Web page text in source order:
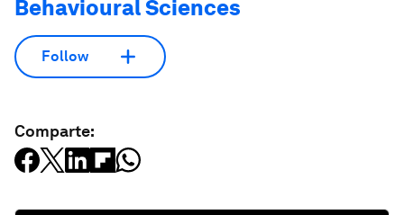
Behavioural Sciences
Follow
Comparte: